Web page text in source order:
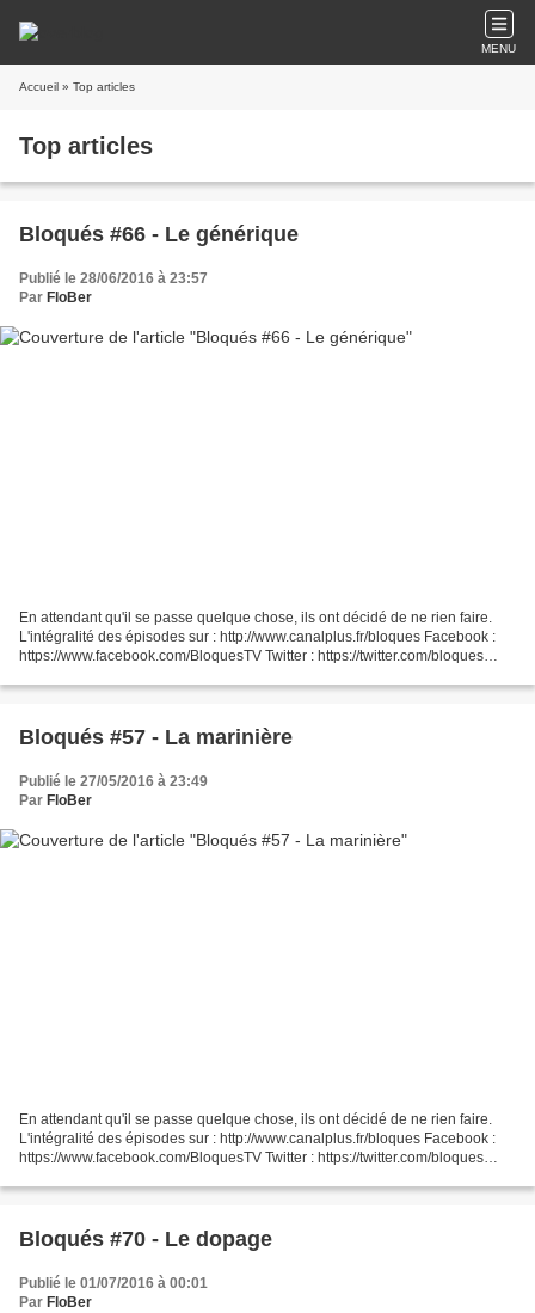
MENU
Accueil » Top articles
Top articles
Bloqués #66 - Le générique
Publié le 28/06/2016 à 23:57
Par FloBer
En attendant qu'il se passe quelque chose, ils ont décidé de ne rien faire.
L'intégralité des épisodes sur : http://www.canalplus.fr/bloques Facebook :
https://www.facebook.com/BloquesTV Twitter : https://twitter.com/bloques
Bloqués #57 - La marinière
Publié le 27/05/2016 à 23:49
Par FloBer
En attendant qu'il se passe quelque chose, ils ont décidé de ne rien faire.
L'intégralité des épisodes sur : http://www.canalplus.fr/bloques Facebook :
https://www.facebook.com/BloquesTV Twitter : https://twitter.com/bloques
Bloqués #70 - Le dopage
Publié le 01/07/2016 à 00:01
Par FloBer